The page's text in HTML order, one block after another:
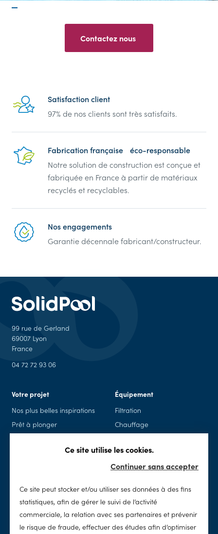
Contactez nous
Reassurance
Satisfaction client
97% de nos clients sont très satisfaits.
Fabrication française éco-responsable
Notre solution de construction est conçue et
fabriquée en France à partir de matériaux
recyclés et recyclables.
Nos engagements
Garantie décennale fabricant/constructeur.
99 rue de Gerland
69007 Lyon
France
04 72 72 93 06
Votre projet
Nos plus belles inspirations
Prêt à plonger
Équipement
Filtration
Chauffage
Sécurité
Accessoires & loisirs
Entretien
Nettoyage
Chimie
SolidPool
Notre concept
Ce site utilise les cookies.
Continuer sans accepter
Ce site peut stocker et/ou utiliser ses données à des fins
statistiques, afin de gérer le suivi de l’activité
commerciale, la relation avec ses partenaires et prévenir
le risque de fraude, effectuer des études afin d’optimiser